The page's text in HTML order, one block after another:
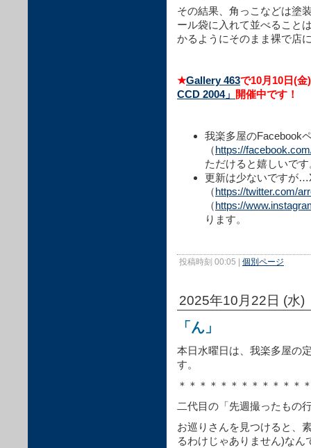
その結果、角っこなどは塗
ール袋に入れて並べること
かるようにそのまま裸で店
★Gallery 463で10月10日(
CCD 2004」 開催中です！
我楽多屋のFacebook
（https://
ただけると嬉しいです
更新は少ないですが
（https://twitter.com/
（https://
ります。
投稿時刻 00:05 | 個別ページ
2025年10月22日 (水)
「ん」
本日水曜日は、我楽多屋の
す。
＊＊＊＊＊＊＊＊＊＊＊＊
二代目の「先週撮ったもの
お巡りさんを見つけると、
るわけじゃありません)な